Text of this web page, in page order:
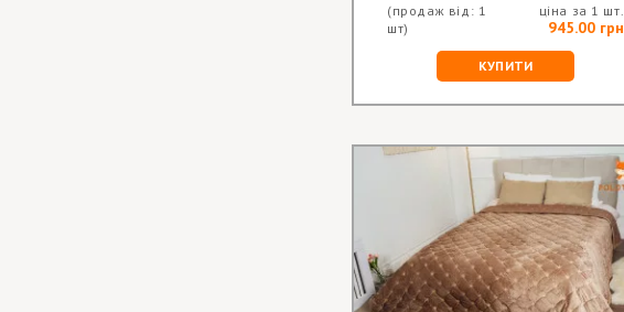
(продаж від: 1
шт)
ціна за 1 шт.
945.00 грн
КУПИТИ